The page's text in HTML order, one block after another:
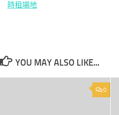
時租場地
YOU MAY ALSO LIKE...
0